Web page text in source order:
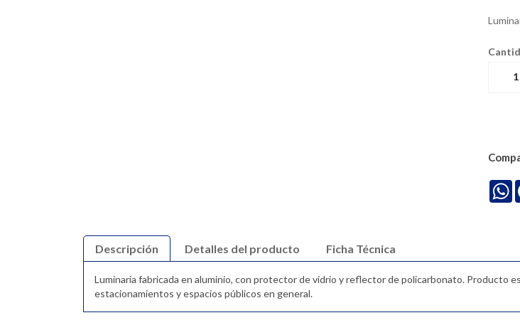
Descripción Detalles del producto Ficha Técnica
Luminaria fabricada en aluminio, con protector de vidrio y reflector de policarbonato. Producto
estacionamientos y espacios públicos en general.